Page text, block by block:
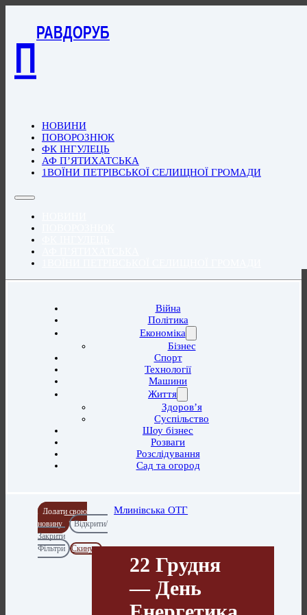
П
РАВДОРУБ
НОВИНИ
ПОВОРОЗНЮК
ФК ІНГУЛЕЦЬ
АФ П’ЯТИХАТСЬКА
1ВОЇНИ ПЕТРІВСЬКОЇ СЕЛИЩНОЇ ГРОМАДИ
Війна
Політика
Економіка
Бізнес
Спорт
Технології
Машини
Життя
Здоров’я
Суспільство
Шоу бізнес
Розваги
Розслідування
Сад та огород
Додати свою
новину
Відкрити/
Закрити
Фільтри
Скинути
Млинівська ОТГ
22 Грудня
— День